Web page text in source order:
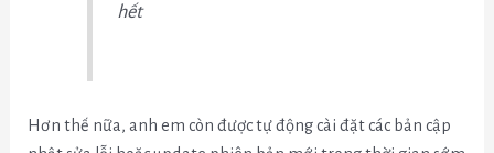
hết
Hơn thế nữa, anh em còn được tự động cài đặt các bản cập